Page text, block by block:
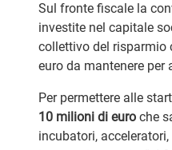
Sul fronte fiscale la
investite nel capitale
collettivo del risparmio
euro da mantenere per
Per permettere alle
10 milioni di euro che
incubatori,